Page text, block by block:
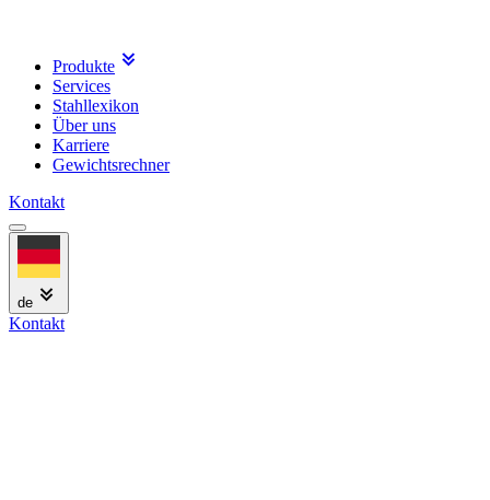
Produkte
Services
Stahllexikon
Über uns
Karriere
Gewichtsrechner
Kontakt
de
Kontakt